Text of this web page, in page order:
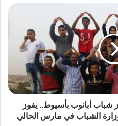
أبانوب بأسيوط.. يفوز
الشباب في مارس الحالي